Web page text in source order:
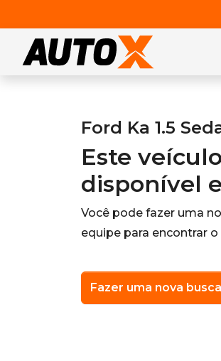
Ford Ka 1.5
Este
disponível
Você pode fazer uma
equipe para encontrar
Fazer uma nova busca